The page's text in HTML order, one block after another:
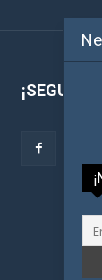
¡SEGUINOS!